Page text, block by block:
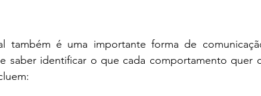
também é uma importante forma de
saber identificar o que cada comportamento quer